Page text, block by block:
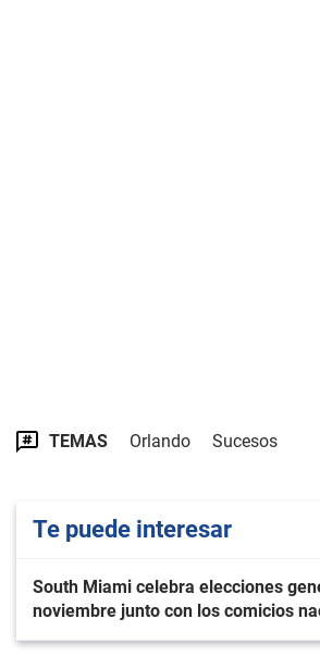
TEMAS Orlando Sucesos
Te puede interesar
South Miami celebra elecciones
noviembre junto con los comicios